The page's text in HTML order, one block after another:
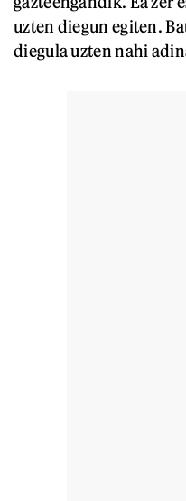
uzten diegun egiten.
diegula uzten nahi